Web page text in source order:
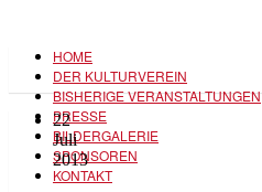
HOME
DER KULTURVEREIN
BISHERIGE VERANSTALTUNGEN
PRESSE
BILDERGALERIE
SPONSOREN
KONTAKT
22
Juli
2013